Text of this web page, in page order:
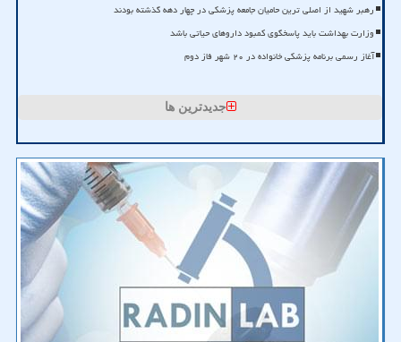
رهبر شهید از اصلی ترین حامیان جامعه پزشکی در چهار دهه گذشته بودند
وزارت بهداشت باید پاسخگوی کمبود داروهای حیاتی باشد
آغاز رسمی برنامه پزشکی خانواده در ۲۰ شهر فاز دوم
جدیدترین ها